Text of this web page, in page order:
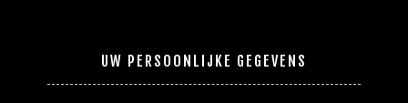
UW PERSOONLIJKE GEGEVENS